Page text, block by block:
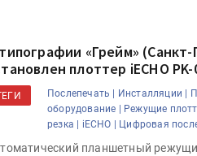
«Грейм»
плоттер iECHO PK-
Послепечать | Инсталляции |
оборудование |
Режущие
резка |
iECHO | Цифровая
планшетный